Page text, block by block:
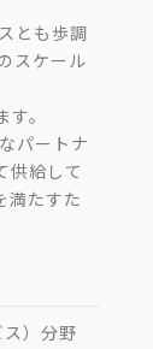
とも歩調
スケール
。
パートナ
供給して
満たすた
）分野